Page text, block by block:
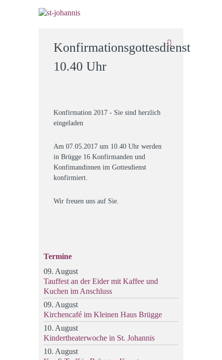
Konfirmationsgottesdienst
10.40 Uhr
Konfirmation 2017 - Sie sind herzlich
eingeladen
Am 07.05.2017 um 10.40 Uhr werden
in Brügge 16 Konfirmanden und
Konfimandinnen im Gottesdienst
konfirmiert.
Wir freuen uns auf Sie.
Termine
09. August
Tauffest an der Eider mit Kaffee und
Kuchen im Anschluss
09. August
Kirchencafé im Kleinen Haus Brügge
10. August
Kindertheaterwoche in St. Johannis
10. August